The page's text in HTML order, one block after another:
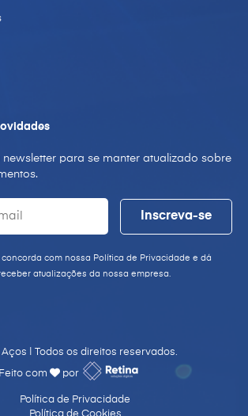
para se manter atualizado sobre
concorda com nossa Política de Privacidade e dá
atualizações da nossa empresa.
| Todos os direitos reservados.
Feito com por
Política de Privacidade